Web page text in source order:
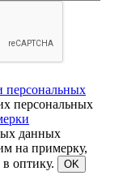
персональных
персональных
данных
на примерку,
оптику.
OK